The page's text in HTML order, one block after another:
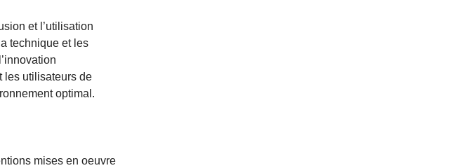
et l’utilisation
technique et les
les utilisateurs de
optimal.
mises en oeuvre